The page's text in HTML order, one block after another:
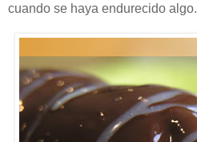
cuando se haya endurecido algo.